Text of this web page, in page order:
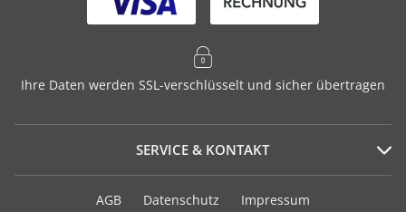
Ihre Daten werden SSL-verschlüsselt und sicher übertragen
SERVICE & KONTAKT
Serviceportal
AGB Datenschutz Impressum